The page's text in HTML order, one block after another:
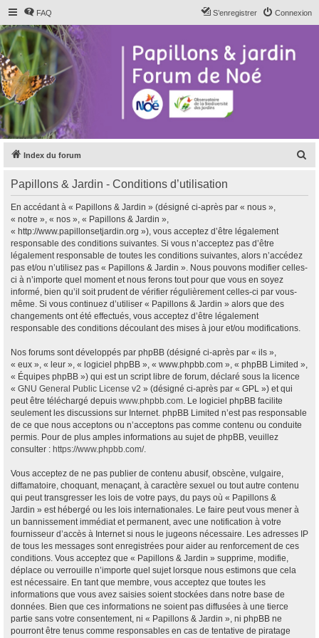
FAQ Connexion
S’enregistrer
Index du forum
Papillons & Jardin - Conditions d’utilisation
En accédant à « Papillons & Jardin » (désigné ci-après par « nous »,
« notre », « nos », « Papillons & Jardin »,
« http://www.papillonsetjardin.org »), vous acceptez d’être légalement
responsable des conditions suivantes. Si vous n’acceptez pas d’être
légalement responsable de toutes les conditions suivantes, alors n’accédez
pas et/ou n’utilisez pas « Papillons & Jardin ». Nous pouvons modifier celles-
ci à n’importe quel moment et nous ferons tout pour que vous en soyez
informé, bien qu’il soit prudent de vérifier régulièrement celles-ci par vous-
même. Si vous continuez d’utiliser « Papillons & Jardin » alors que des
changements ont été effectués, vous acceptez d’être légalement
responsable des conditions découlant des mises à jour et/ou modifications.
Nos forums sont développés par phpBB (désigné ci-après par « ils »,
« eux », « leur », « logiciel phpBB », « www.phpbb.com », « phpBB Limited »,
« Équipes phpBB ») qui est un script libre de forum, déclaré sous la licence
« GNU General Public License v2 » (désigné ci-après par « GPL ») et qui
peut être téléchargé depuis www.phpbb.com. Le logiciel phpBB facilite
seulement les discussions sur Internet. phpBB Limited n’est pas responsable
de ce que nous acceptons ou n’acceptons pas comme contenu ou conduite
permis. Pour de plus amples informations au sujet de phpBB, veuillez
consulter : https://www.phpbb.com/.
Vous acceptez de ne pas publier de contenu abusif, obscène, vulgaire,
diffamatoire, choquant, menaçant, à caractère sexuel ou tout autre contenu
qui peut transgresser les lois de votre pays, du pays où « Papillons &
Jardin » est hébergé ou les lois internationales. Le faire peut vous mener à
un bannissement immédiat et permanent, avec une notification à votre
fournisseur d’accès à Internet si nous le jugeons nécessaire. Les adresses IP
de tous les messages sont enregistrées pour aider au renforcement de ces
conditions. Vous acceptez que « Papillons & Jardin » supprime, modifie,
déplace ou verrouille n’importe quel sujet lorsque nous estimons que cela
est nécessaire. En tant que membre, vous acceptez que toutes les
informations que vous avez saisies soient stockées dans notre base de
données. Bien que ces informations ne soient pas diffusées à une tierce
partie sans votre consentement, ni « Papillons & Jardin », ni phpBB ne
pourront être tenus comme responsables en cas de tentative de piratage